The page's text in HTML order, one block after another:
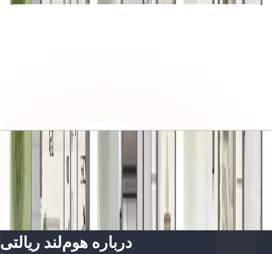
Avena, Semi Detached Villa, 4BR, Orchid-B,
3708 SQFT
باز کردن چیدمان
درباره هوم‌لند ریالتی